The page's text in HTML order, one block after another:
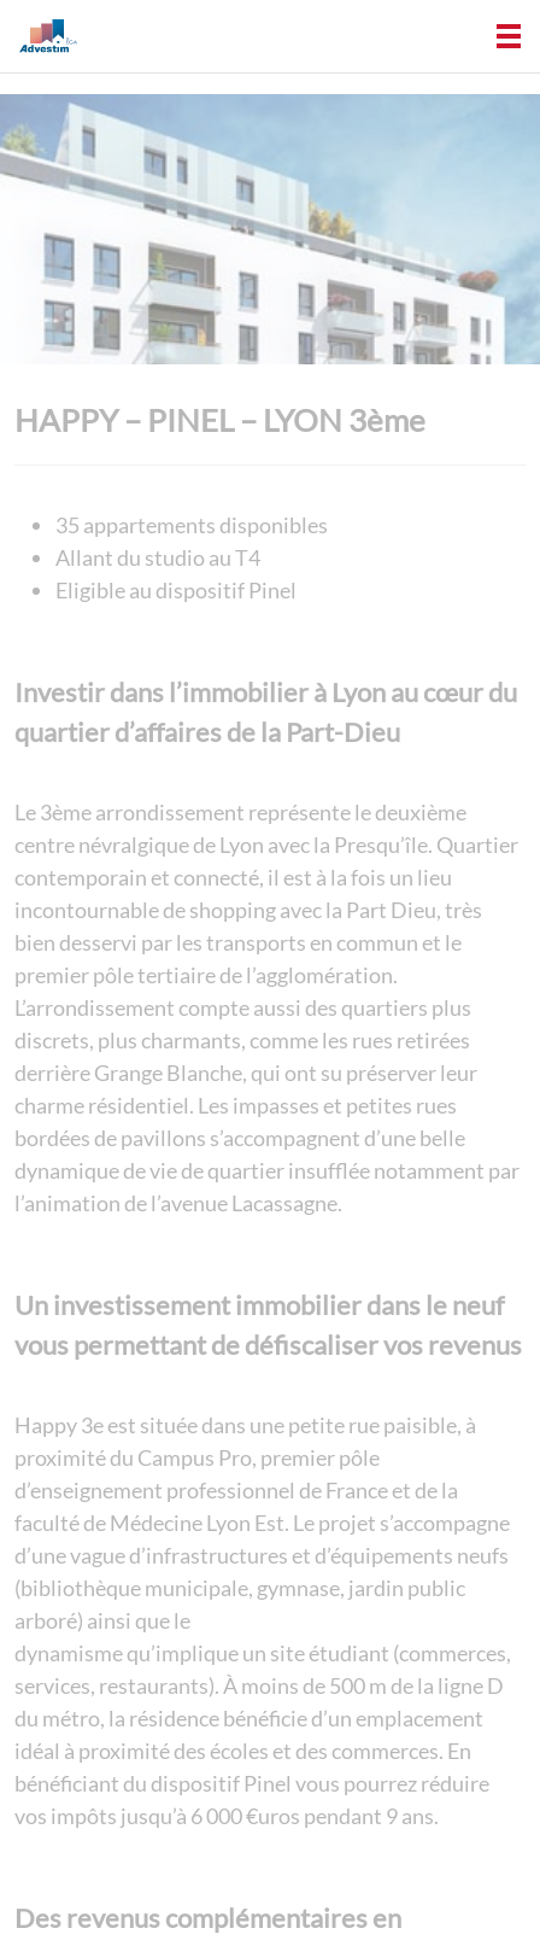
HAPPY – PINEL – LYON 3ème
35 appartements disponibles
Allant du studio au T4
Eligible au dispositif Pinel
Investir dans l’immobilier à Lyon au cœur du
quartier d’affaires de la Part-Dieu
Le 3ème arrondissement représente le deuxième
centre névralgique de Lyon avec la Presqu’île. Quartier
contemporain et connecté, il est à la fois un lieu
incontournable de shopping avec la Part Dieu, très
bien desservi par les transports en commun et le
premier pôle tertiaire de l’agglomération.
L’arrondissement compte aussi des quartiers plus
discrets, plus charmants, comme les rues retirées
derrière Grange Blanche, qui ont su préserver leur
charme résidentiel. Les impasses et petites rues
bordées de pavillons s’accompagnent d’une belle
dynamique de vie de quartier insufflée notamment par
l’animation de l’avenue Lacassagne.
Un investissement immobilier dans le neuf
vous permettant de défiscaliser vos revenus
Happy 3e est située dans une petite rue paisible, à
proximité du Campus Pro, premier pôle
d’enseignement professionnel de France et de la
faculté de Médecine Lyon Est. Le projet s’accompagne
d’une vague d’infrastructures et d’équipements neufs
(bibliothèque municipale, gymnase, jardin public
arboré) ainsi que le
dynamisme qu’implique un site étudiant (commerces,
services, restaurants). À moins de 500 m de la ligne D
du métro, la résidence bénéficie d’un emplacement
idéal à proximité des écoles et des commerces. En
bénéficiant du dispositif Pinel vous pourrez réduire
vos impôts jusqu’à 6 000 €uros pendant 9 ans.
Des revenus complémentaires en